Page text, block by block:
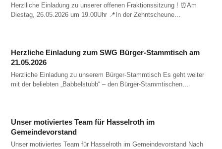
Herzlliche Einladung zu unserer offenen Fraktionssitzung ! ⏰️Am
Diestag, 26.05.2026 um 19.00Uhr 📍In der Zehntscheune…
Herzliche Einladung zum SWG Bürger-Stammtisch am
21.05.2026
Herzliche Einladung zu unserem Bürger-Stammtisch Es geht weiter
mit der beliebten „Babbelstubb“ – den Bürger-Stammtischen…
Unser motiviertes Team für Hasselroth im
Gemeindevorstand
Unser motiviertes Team für Hasselroth im Gemeindevorstand Nach